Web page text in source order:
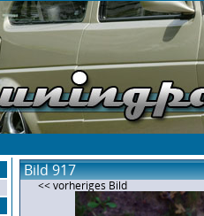
Bild 917
<< vorheriges Bild